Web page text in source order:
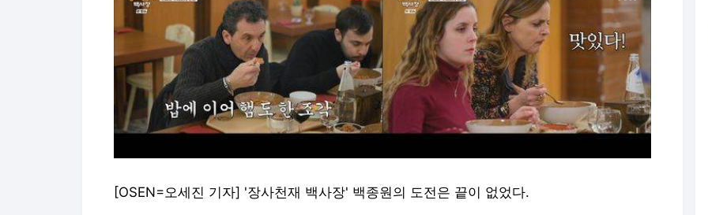
[OSEN=오세진 기자] '장사천재 백사장' 백종원의 도전은 끝이 없었다.